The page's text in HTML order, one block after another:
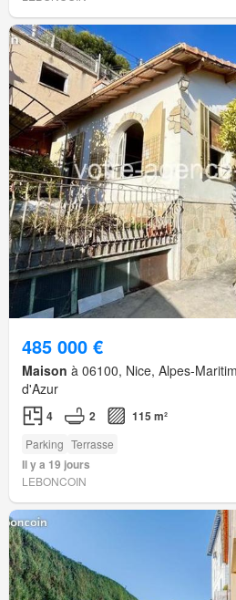
485 000 €
Maison à 06100, Nice, Alpes-
d'Azur
4 2 115 m²
Parking Terrasse
Il y a 19 jours
LEBONCOIN